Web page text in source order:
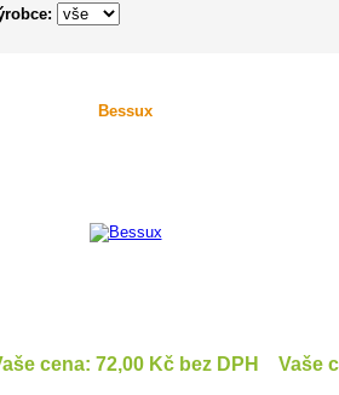
Bessux
cena: 72,00 Kč bez DPH Vaše